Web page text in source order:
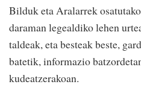
Bilduk eta Aralarrek
daraman legealdiko lehen
taldeak, eta besteak beste,
batetik, informazio
kudeatzerakoan.